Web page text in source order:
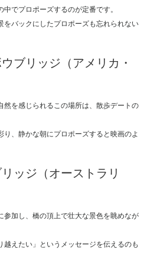
でプロポーズするのが定番です。
をバックにしたプロポーズも忘れられない
ブリッジ（アメリカ・
然を感じられるこの場所は、散歩デートの
、静かな朝にプロポーズすると映画のよ
ッジ（オーストラリ
参加し、橋の頂上で壮大な景色を眺めなが
えたい」というメッセージを伝えるのも